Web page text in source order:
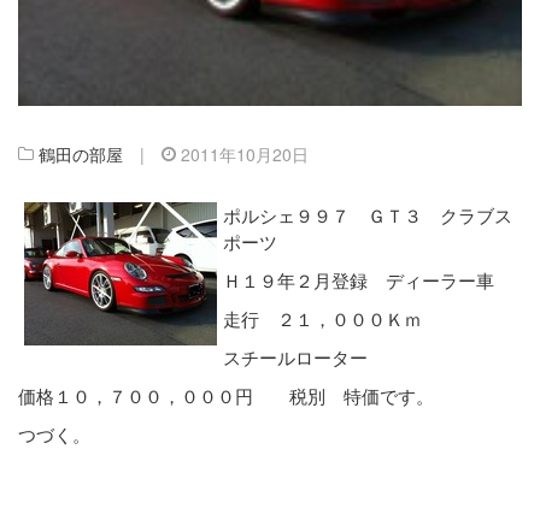
鶴田の部屋 | 2011年10月20日
ポルシェ９９７ ＧＴ３ クラブス
ポーツ
Ｈ１９年２月登録 ディーラー車
走行 ２１，０００Ｋｍ
スチールローター
価格１０，７００，０００円 税別 特価です。
つづく。